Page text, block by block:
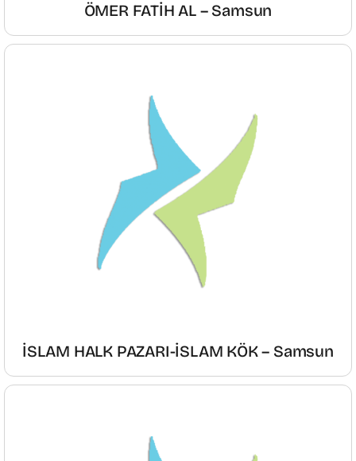
ÖMER FATİH AL – Samsun
İSLAM HALK PAZARI-İSLAM KÖK – Samsun